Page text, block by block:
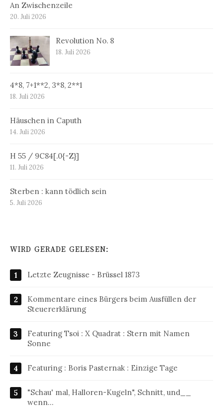
An Zwischenzeile
20. Juli 2026
Revolution No. 8
18. Juli 2026
4*8, 7+1**2, 3*8, 2**1
18. Juli 2026
Häuschen in Caputh
14. Juli 2026
H 55 / 9C84[.0{-Z}]
11. Juli 2026
Sterben : kann tödlich sein
5. Juli 2026
WIRD GERADE GELESEN:
Letzte Zeugnisse - Brüssel 1873
Kommentare eines Bürgers beim Ausfüllen der
Steuererklärung
Featuring Tsoi : X Quadrat : Stern mit Namen
Sonne
Featuring : Boris Pasternak : Einzige Tage
"Schau' mal, Halloren-Kugeln", Schnitt, und__
wenn…